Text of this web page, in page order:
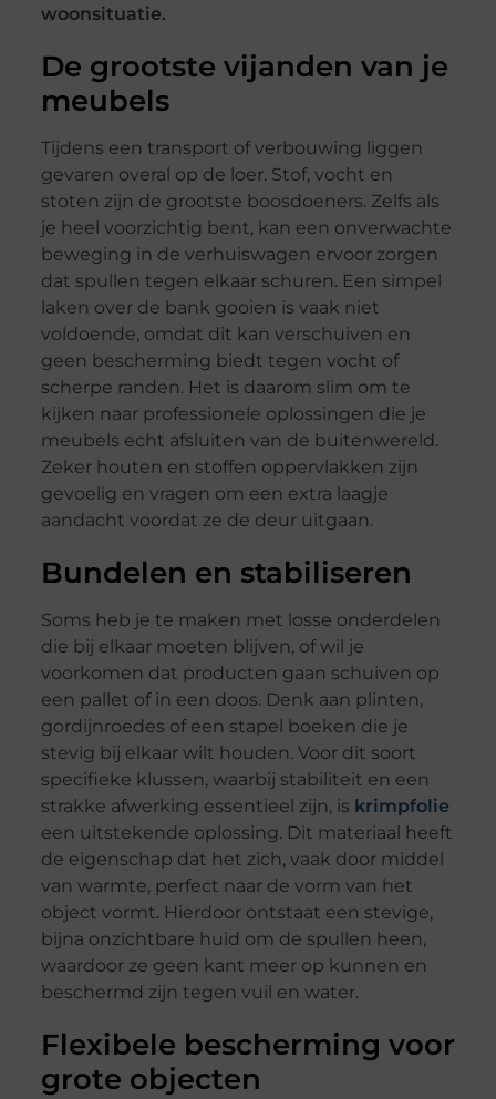
woonsituatie.
De grootste vijanden van je
meubels
Tijdens een transport of verbouwing liggen
gevaren overal op de loer. Stof, vocht en
stoten zijn de grootste boosdoeners. Zelfs als
je heel voorzichtig bent, kan een onverwachte
beweging in de verhuiswagen ervoor zorgen
dat spullen tegen elkaar schuren. Een simpel
laken over de bank gooien is vaak niet
voldoende, omdat dit kan verschuiven en
geen bescherming biedt tegen vocht of
scherpe randen. Het is daarom slim om te
kijken naar professionele oplossingen die je
meubels echt afsluiten van de buitenwereld.
Zeker houten en stoffen oppervlakken zijn
gevoelig en vragen om een extra laagje
aandacht voordat ze de deur uitgaan.
Bundelen en stabiliseren
Soms heb je te maken met losse onderdelen
die bij elkaar moeten blijven, of wil je
voorkomen dat producten gaan schuiven op
een pallet of in een doos. Denk aan plinten,
gordijnroedes of een stapel boeken die je
stevig bij elkaar wilt houden. Voor dit soort
specifieke klussen, waarbij stabiliteit en een
strakke afwerking essentieel zijn, is krimpfolie
een uitstekende oplossing. Dit materiaal heeft
de eigenschap dat het zich, vaak door middel
van warmte, perfect naar de vorm van het
object vormt. Hierdoor ontstaat een stevige,
bijna onzichtbare huid om de spullen heen,
waardoor ze geen kant meer op kunnen en
beschermd zijn tegen vuil en water.
Flexibele bescherming voor
grote objecten